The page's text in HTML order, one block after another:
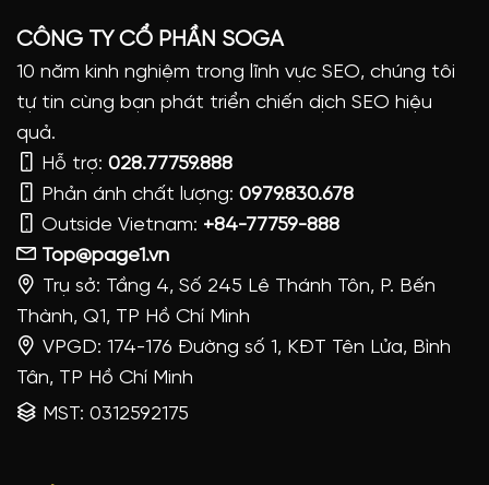
CÔNG TY CỔ PHẦN SOGA
10 năm kinh nghiệm trong lĩnh vực SEO, chúng tôi
tự tin cùng bạn phát triển chiến dịch SEO hiệu
quả.
Hỗ trợ: 028.77759.888
Phản ánh chất lượng: 0979.830.678
Outside Vietnam: +84-77759-888
Top@page1.vn
Trụ sở: Tầng 4, Số 245 Lê Thánh Tôn, P. Bến
Thành, Q1, TP Hồ Chí Minh
VPGD: 174-176 Đường số 1, KĐT Tên Lửa, Bình
Tân, TP Hồ Chí Minh
MST: 0312592175